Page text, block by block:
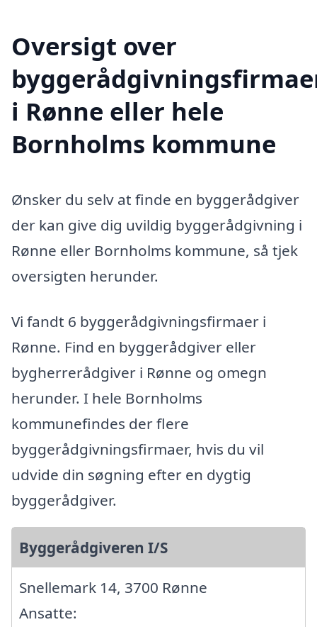
Oversigt over
i Rønne eller hele
Bornholms kommune
Ønsker du selv at finde en byggerådgiver
der kan give dig uvildig byggerådgivning i
Rønne eller Bornholms kommune, så tjek
oversigten herunder.
Vi fandt 6 byggerådgivningsfirmaer i
Rønne. Find en byggerådgiver eller
bygherrerådgiver i Rønne og omegn
herunder. I hele Bornholms
kommunefindes der flere
byggerådgivningsfirmaer, hvis du vil
udvide din søgning efter en dygtig
byggerådgiver.
Byggerådgiveren I/S
Snellemark 14, 3700 Rønne
Ansatte: